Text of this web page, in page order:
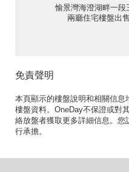
愉景灣海澄湖畔一段
兩廳住宅樓盤出售
免責聲明
本頁顯示的樓盤說明和相關信
樓盤資料。OneDay不保證或對
絡放盤者獲取更多詳細信息。您
行承擔。